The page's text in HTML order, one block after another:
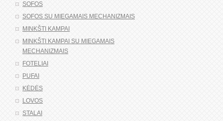
SOFOS
SOFOS SU MIEGAMAIS MECHANIZMAIS
MINKŠTI KAMPAI
MINKŠTI KAMPAI SU MIEGAMAIS
MECHANIZMAIS
FOTELIAI
PUFAI
KĖDĖS
LOVOS
STALAI